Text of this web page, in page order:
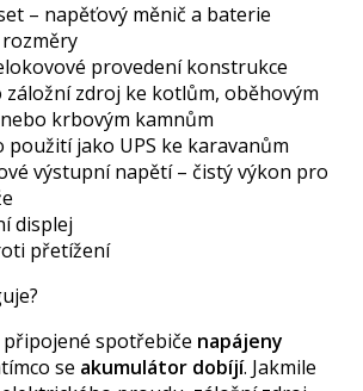
– napěťový měnič a baterie
provedení konstrukce
záložní zdroj ke kotlům, oběhovým
krbovým kamnům
použití jako UPS ke karavanům
výstupní napětí – čistý výkon pro
displej
přetížení
spotřebiče napájeny
se akumulátor dobíjí. Jakmile